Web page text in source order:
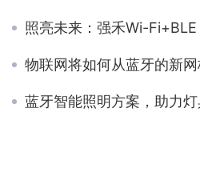
照亮未来：强禾Wi-Fi+BLE RGB控
物联网将如何从蓝牙的新
蓝牙智能照明方案，助力